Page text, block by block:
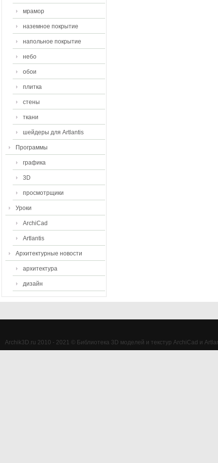
мрамор
наземное покрытие
напольное покрытие
небо
обои
плитка
стены
ткани
шейдеры для Artlantis
Программы
графика
3D
просмотрщики
Уроки
ArchiCad
Artlantis
Архитектурные новости
архитектура
дизайн
Archik3D.ru 2010 - 2021 © Библиотека 3D моделей и текстур ArchiCad и